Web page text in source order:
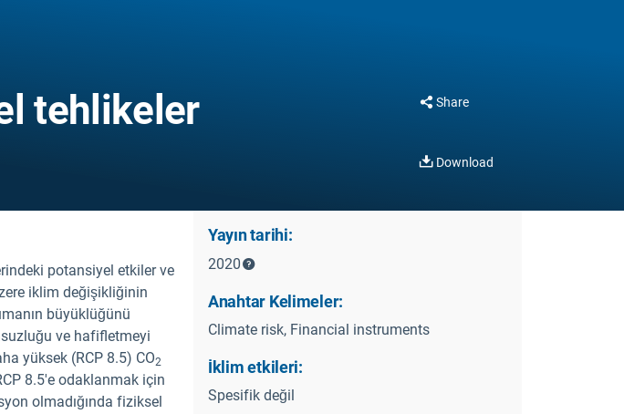
tehlikeler
Share
Download
potansiyel etkiler ve
iklim değişikliğinin
büyüklüğünü
ve hafifletmeyi
yüksek (RCP 8.5) CO2
8.5'e odaklanmak için
olmadığında fiziksel
Yayın tarihi:
2020
Anahtar Kelimeler:
Climate risk, Financial instruments
İklim etkileri:
Spesifik değil